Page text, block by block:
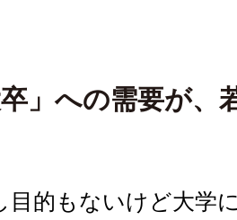
」への需要が、
目的もないけど大学